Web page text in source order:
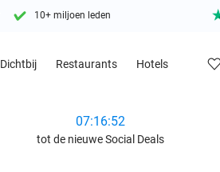
10+ miljoen leden
Dichtbij Restaurants Hotels
07:16:50
tot de nieuwe Social Deals